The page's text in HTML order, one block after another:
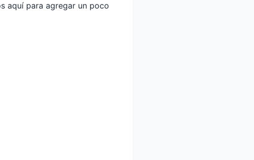
aquí para agregar un poco